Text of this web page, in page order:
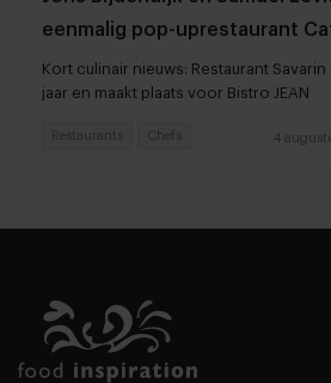
eenmalig pop-uprestaurant
Kort culinair nieuws: Restaurant Savarin
jaar en maakt plaats voor Bistro JEAN
4
Restaurants Chefs